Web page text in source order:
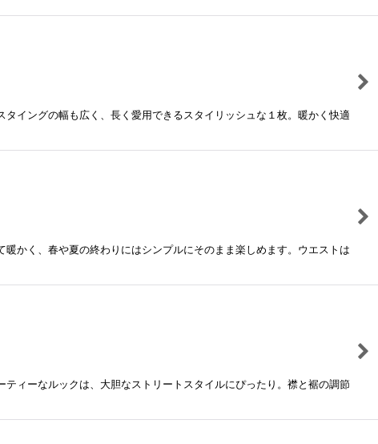
イングの幅も広く、長く愛用できるスタイリッシュな１枚。暖かく快適
かく、春や夏の終わりにはシンプルにそのまま楽しめます。ウエストは
ィーなルックは、大胆なストリートスタイルにぴったり。襟と裾の調節